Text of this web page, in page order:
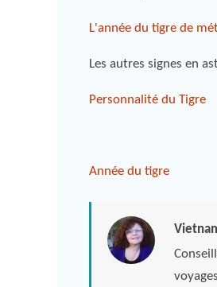
L'année du tigre de
Les autres signes en
Personnalité du Tigre
Année du tigre